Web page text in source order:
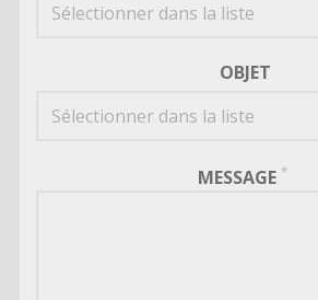
Sélectionner dans la liste
OBJET
Sélectionner dans la liste
MESSAGE